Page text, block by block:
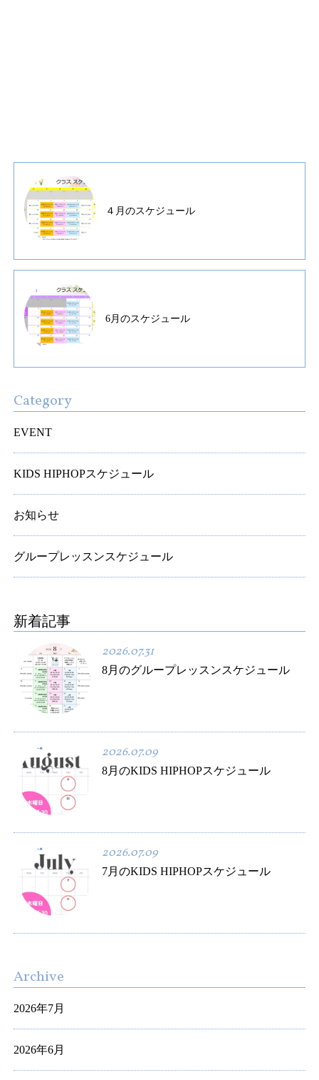
４月のスケジュール
6月のスケジュール
Category
EVENT
KIDS HIPHOPスケジュール
お知らせ
グループレッスンスケジュール
新着記事
2026.07.31
8月のグループレッスンスケジュール
2026.07.09
8月のKIDS HIPHOPスケジュール
2026.07.09
7月のKIDS HIPHOPスケジュール
Archive
2026年7月
2026年6月